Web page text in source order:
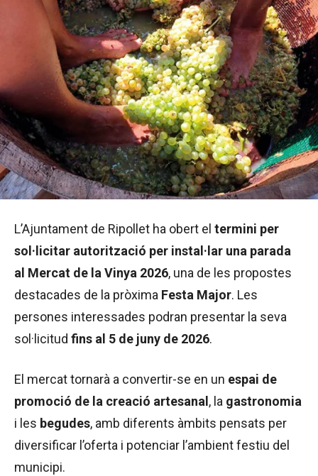
L’Ajuntament de Ripollet ha obert el termini per
sol·licitar autorització per instal·lar una parada
al Mercat de la Vinya 2026, una de les propostes
destacades de la pròxima Festa Major. Les
persones interessades podran presentar la seva
sol·licitud fins al 5 de juny de 2026.
El mercat tornarà a convertir-se en un espai de
promoció de la creació artesanal , la gastronomia
i les begudes, amb diferents àmbits pensats per
diversificar l’oferta i potenciar l’ambient festiu del
municipi.